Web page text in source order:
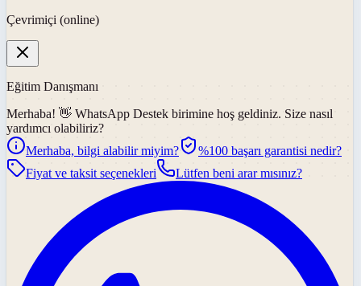
Çevrimiçi (online)
Eğitim Danışmanı
Merhaba! 👋 WhatsApp Destek birimine hoş geldiniz. Size nasıl
yardımcı olabiliriz?
Merhaba, bilgi alabilir miyim?
%100 başarı garantisi nedir?
Fiyat ve taksit seçenekleri
Lütfen beni arar mısınız?